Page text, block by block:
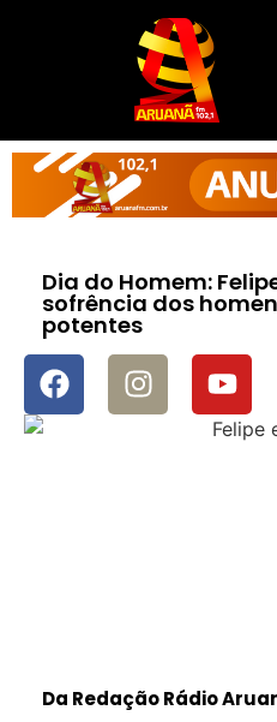
Dia do Homem:
sofrência dos
potentes
Da Redação Rádio